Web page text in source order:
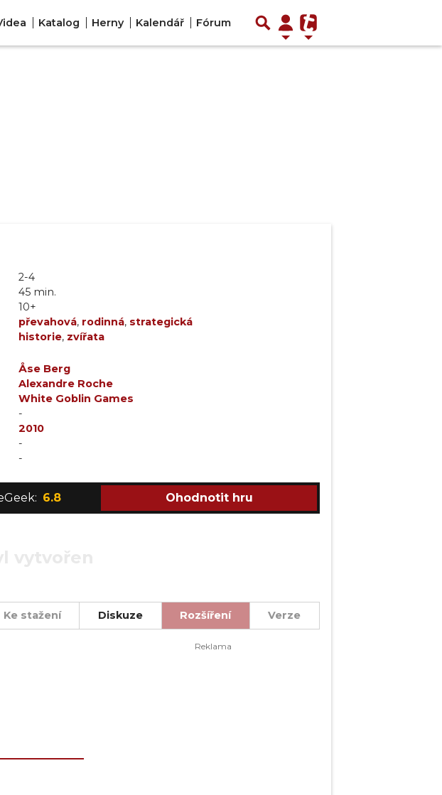
Katalog Herny Kalendář Fórum
2-4
45 min.
10+
převahová, rodinná, strategická
historie, zvířata
Åse Berg
Alexandre Roche
White Goblin Games
-
2010
-
-
6.8 Ohodnotit hru
Ke stažení Diskuze Rozšíření Verze